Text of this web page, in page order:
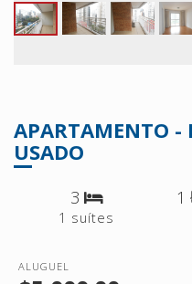
APARTAMENTO -
USADO
3
1 suítes
1
ALUGUEL